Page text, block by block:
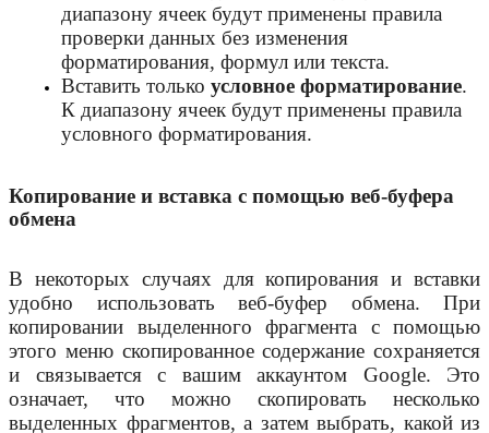
диапазону ячеек будут применены правила
проверки данных без изменения
форматирования, формул или текста.
Вставить только условное форматирование.
К диапазону ячеек будут применены правила
условного форматирования.
Копирование и вставка с помощью веб-буфера
обмена
В некоторых случаях для копирования и вставки
удобно использовать веб-буфер обмена. При
копировании выделенного фрагмента с помощью
этого меню скопированное содержание сохраняется
и связывается с вашим аккаунтом Google. Это
означает, что можно скопировать несколько
выделенных фрагментов, а затем выбрать, какой из